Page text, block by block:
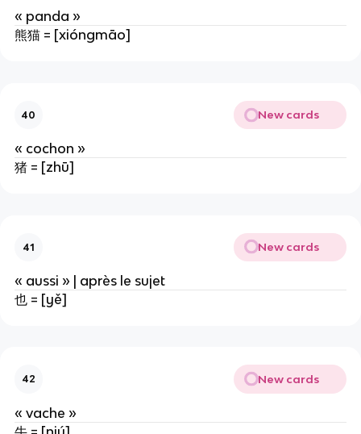
« panda »
熊猫 = [xióngmāo]
40 New cards
« cochon »
猪 = [zhū]
41 New cards
« aussi » | après le sujet
也 = [yě]
42 New cards
« vache »